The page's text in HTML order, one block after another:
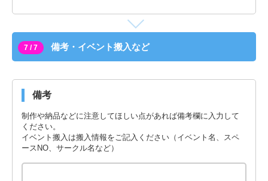
7 / 7 備考・イベント搬入など
備考
制作や納品などに注意してほしい点があれば備考欄に入力して
ください。
イベント搬入は搬入情報をご記入ください（イベント名、スペ
ースNO、サークル名など）